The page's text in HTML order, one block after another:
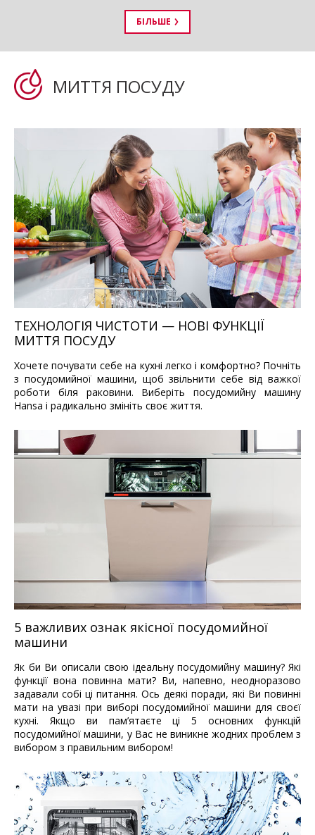
БІЛЬШЕ
МИТТЯ ПОСУДУ
ТЕХНОЛОГІЯ ЧИСТОТИ — НОВІ ФУНКЦІЇ
МИТТЯ ПОСУДУ
Хочете почувати себе на кухні легко і комфортно? Почніть
з посудомийної машини, щоб звільнити себе від важкої
роботи біля раковини. Виберіть посудомийну машину
Hansa і радикально змініть своє життя.
5 важливих ознак якісної посудомийної
машини
Як би Ви описали свою ідеальну посудомийну машину? Які
функції вона повинна мати? Ви, напевно, неодноразово
задавали собі ці питання. Ось деякі поради, які Ви повинні
мати на увазі при виборі посудомийної машини для своєї
кухні. Якщо ви пам’ятаєте ці 5 основних функцій
посудомийної машини, у Вас не виникне жодних проблем з
вибором з правильним вибором!